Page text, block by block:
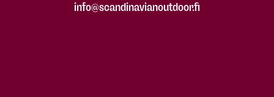
info@scandinavianoutdoor.fi